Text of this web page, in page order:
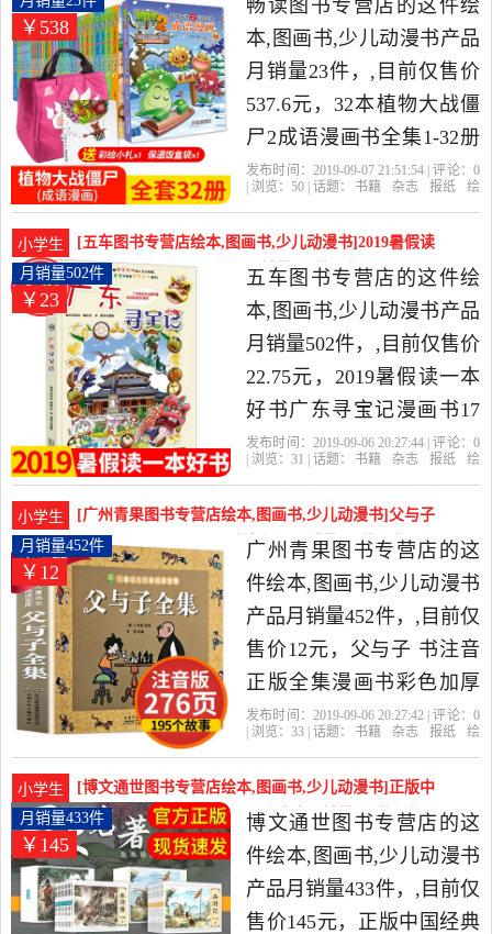
图书专营精选书籍,杂志,报
纸当中性价比很高的绘本,
图画书,少儿动漫书，由广
东 深圳发货。
￥538
畅读图书专营店的这件绘
本,图画书,少儿动漫书产品
月销量23件，,目前仅售价
537.6元，32本植物大战僵
尸2成语漫画书全集1-32册
6-7-9-12岁小学生搞笑版科
普百科漫画绘本卡通连环
画十万个为什么是2019年
畅读图书专营店精选书籍,
杂志,报纸当中性价比很高
的绘本,图画书,少儿动漫
书，由河北 石家庄发货。
发布时间：2019-09-07 21:51:54 | 评论： 0
| 浏览： 50 | 话题： 书籍 杂志 报纸
绘
小学生
[五车图书专营店绘本,图画书,少儿动漫书]2019暑假读
一本好书广东寻宝记漫画月销量502件仅售22.75元
￥23
月销量502件
五车图书专营店的这件绘
本,图画书,少儿动漫书产品
月销量502件，,目前仅售价
22.75元，2019暑假读一本
好书广东寻宝记漫画书17
我的第一本大中华寻宝漫
外读物书籍青少年儿童科
普历史地图故事书是2019
年五车图书专营店精选书
籍,杂志,报纸当中性价比很
高的绘本,图画书,少儿动漫
书，由广东 广州发货。
发布时间：2019-09-06 20:27:44 | 评论： 0
| 浏览： 31 | 话题： 书籍 杂志 报纸
绘
小学生
[广州青果图书专营店绘本,图画书,少儿动漫书]父与子
书注音正版全集漫画书彩色加厚月销量452件仅售12
元
￥12
月销量452件
广州青果图书专营店的这
件绘本,图画书,少儿动漫书
产品月销量452件，,目前仅
售价12元，父与子 书注音
正版全集漫画书彩色加厚
完整版的书全套3-6-7-8-10
三四五六年级儿童书籍是
2019年广州青果图书专营
店精选书籍,杂志,报纸当中
性价比很高的绘本,图画书,
少儿动漫书，由广东 广州
发布时间：2019-09-06 20:27:42 | 评论： 0
| 浏览： 33 | 话题： 书籍 杂志 报纸
绘
小学生
[博文通世图书专营店绘本,图画书,少儿动漫书]正版中
国经典儿童四大名著连环画小人书月销量433件仅售
145元
￥145
月销量433件
博文通世图书专营店的这
件绘本,图画书,少儿动漫书
产品月销量433件，,目前仅
售价145元，正版中国经典